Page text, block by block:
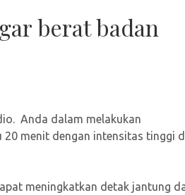
berat badan
Anda dalam melakukan
menit dengan intensitas tinggi
meningkatkan detak jantung